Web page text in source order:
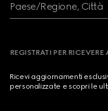
Paese/Regione, Città
REGISTRATI PER
Ricevi aggiornamenti
personalizzate e scopri le